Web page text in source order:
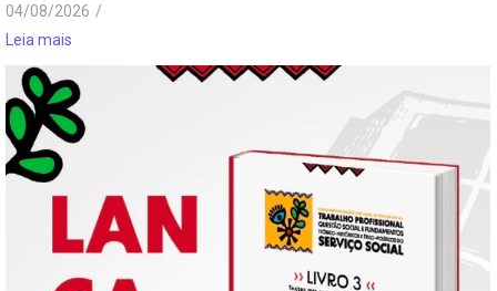
04/08/2026 /
Leia mais